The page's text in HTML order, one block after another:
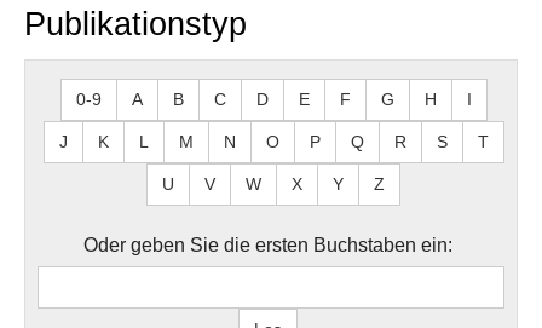
Publikationstyp
0-9 A B C D E F G H I
J K L M N O P Q R S T
U V W X Y Z
Oder geben Sie die ersten Buchstaben ein: